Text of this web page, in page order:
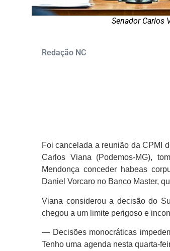
Senador Carlos
Redação NC
Foi cancelada a reunião da CPMI
Carlos Viana (Podemos-MG),
Mendonça conceder habeas
Daniel Vorcaro no Banco Master,
Viana considerou a decisão do
chegou a um limite perigoso e
— Decisões monocráticas
Tenho uma agenda nesta quarta-